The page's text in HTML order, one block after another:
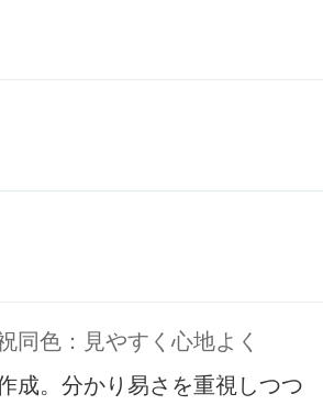
同色：見やすく心地よく
成。分かり易さを重視しつつ